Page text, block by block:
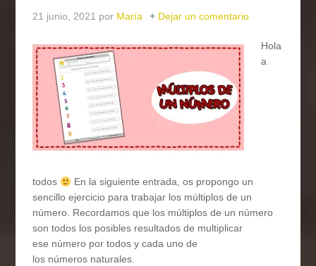
21 junio, 2021 por María Dejar un comentario
Hola
a
todos
En la siguiente entrada, os propongo un
sencillo ejercicio para trabajar los múltiplos de un
número. Recordamos que los múltiplos de un número
son todos los posibles resultados de multiplicar
ese número por todos y cada uno de
los números naturales.